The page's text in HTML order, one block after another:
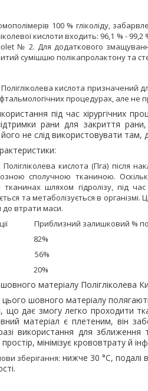
100 % гліколіду,
кислоти входить: 96,1 % -
№ 2. Для додаткового
сумішшю полікапролактону та
Полігліколева кислота призначений
процедурах, але не
під час хірургічних
рани для закриття
не слід використовувати там,
кислота (Пга) після
сполучною тканиною.
шляхом гідролізу, під час
та метаболізується в організмі.
до втрати маси.
Приблизний залишковий %
82%
56%
20%
матеріалу Полігліколева
цього шовного матеріалу
що дає змогу легко проходити
матеріал є плетеним, він
використання для зближення
мінімізує крововтрату й
зберігання: нижче 30 °C, подалі